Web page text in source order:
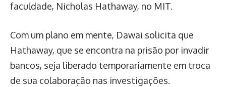
faculdade, Nicholas Hathaway, no MIT.
Com um plano em mente, Dawai solicita que
Hathaway, que se encontra na prisão por invadir
bancos, seja liberado temporariamente em troca
de sua colaboração nas investigações.